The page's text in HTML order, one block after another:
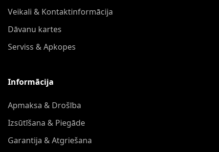
Veikali & Kontaktinformācija
Dāvanu kartes
Serviss & Apkopes
Informācija
Apmaksa & Drošība
Izsūtīšana & Piegāde
Garantija & Atgriešana